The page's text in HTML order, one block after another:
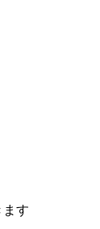
ます